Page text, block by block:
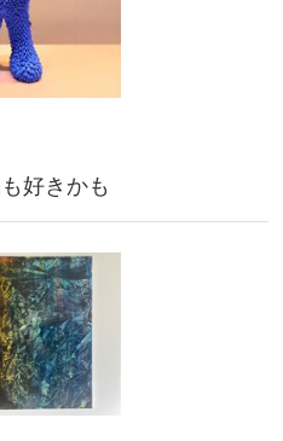
好きかも